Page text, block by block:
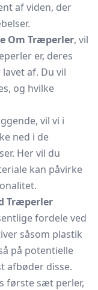
af viden, der
Om Træperler, vil
er, deres
af. Du vil
og hvilke
vil vi i
ned i de
Her vil du
kan påvirke
Træperler
fordele ved
såsom plastik
på potentielle
afbøder disse.
første sæt perler,